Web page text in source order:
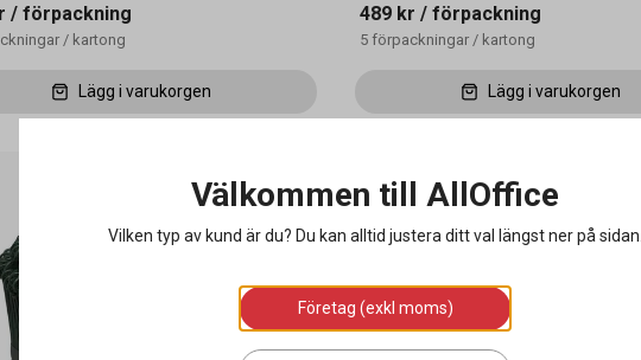
/ förpackning
/ kartong
Lägg i varukorgen
489 kr / förpackning
5 förpackningar/ kartong
Lägg i varukorgen
Välkommen till AllOffice
Vilken typ av kund är du? Du kan alltid justera ditt val längst ner på
Företag (exkl moms)